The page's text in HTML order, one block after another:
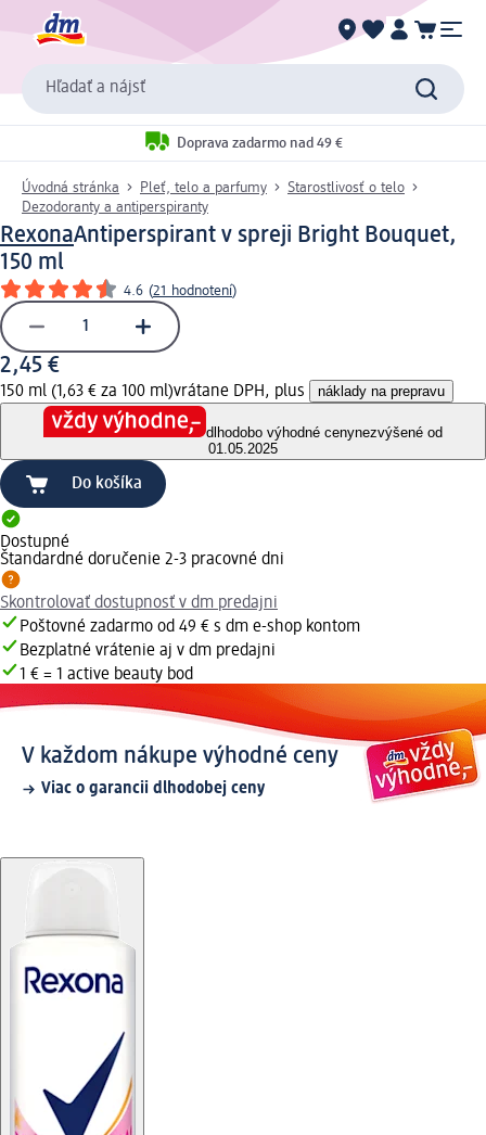
Hľadať a nájsť
Doprava zadarmo nad 49 €
Úvodná stránka Pleť, telo a parfumy
Starostlivosť o telo
Dezodoranty a antiperspiranty
RexonaAntiperspirant v spreji Bright Bouquet,
150 ml
4.6 (21 hodnotení)
2,45 €
150 ml (1,63 € za 100 ml)vrátane DPH, plus náklady na prepravu
dlhodobo výhodné cenynezvýšené od
01.05.2025
Do košíka
Dostupné
Štandardné doručenie 2-3 pracovné dni
Skontrolovať dostupnosť v dm predajni
Poštovné zadarmo od 49 € s dm e-shop kontom
Bezplatné vrátenie aj v dm predajni
1 € = 1 active beauty bod
V každom nákupe výhodné ceny
Viac o garancii dlhodobej ceny